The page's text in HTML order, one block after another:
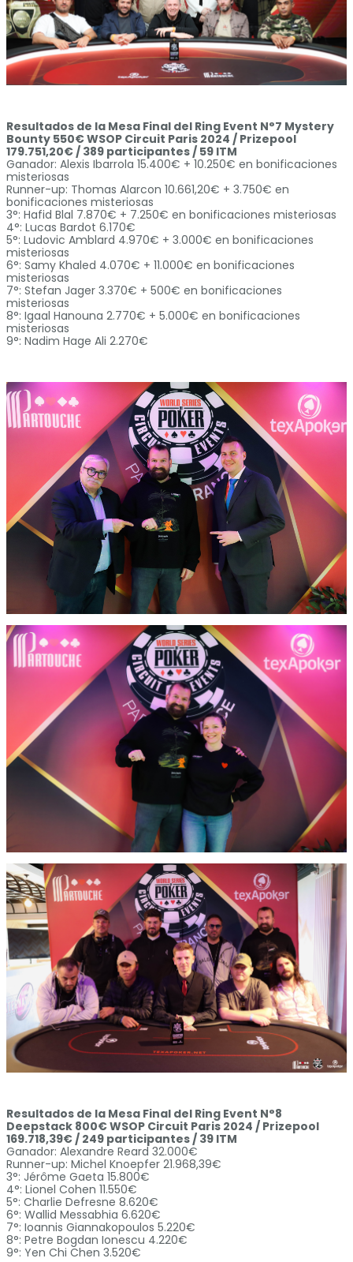
Resultados de la Mesa Final del Ring Event N°7 Mystery
Bounty 550€ WSOP Circuit Paris 2024 / Prizepool
179.751,20€ / 389 participantes / 59 ITM
Ganador: Alexis Ibarrola 15.400€ + 10.250€ en bonificaciones
misteriosas
Runner-up: Thomas Alarcon 10.661,20€ + 3.750€ en
bonificaciones misteriosas
3°: Hafid Blal 7.870€ + 7.250€ en bonificaciones misteriosas
4°: Lucas Bardot 6.170€
5°: Ludovic Amblard 4.970€ + 3.000€ en bonificaciones
misteriosas
6°: Samy Khaled 4.070€ + 11.000€ en bonificaciones
misteriosas
7°: Stefan Jager 3.370€ + 500€ en bonificaciones
misteriosas
8°: Igaal Hanouna 2.770€ + 5.000€ en bonificaciones
misteriosas
9°: Nadim Hage Ali 2.270€
Resultados de la Mesa Final del Ring Event N°8
Deepstack 800€ WSOP Circuit Paris 2024 / Prizepool
169.718,39€ / 249 participantes / 39 ITM
Ganador: Alexandre Reard 32.000€
Runner-up: Michel Knoepfer 21.968,39€
3°: Jérôme Gaeta 15.800€
4°: Lionel Cohen 11.550€
5°: Charlie Defresne 8.620€
6°: Wallid Messabhia 6.620€
7°: Ioannis Giannakopoulos 5.220€
8°: Petre Bogdan Ionescu 4.220€
9°: Yen Chi Chen 3.520€